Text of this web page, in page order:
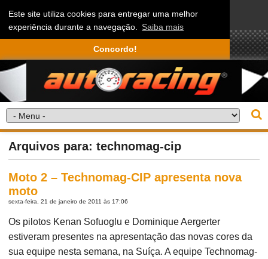
Este site utiliza cookies para entregar uma melhor
experiência durante a navegação. Saiba mais
Concordo!
Arquivos para: technomag-cip
Moto 2 – Technomag-CIP apresenta nova
moto
sexta-feira, 21 de janeiro de 2011 às 17:06
Os pilotos Kenan Sofuoglu e Dominique Aergerter
estiveram presentes na apresentação das novas cores da
sua equipe nesta semana, na Suíça. A equipe Technomag-